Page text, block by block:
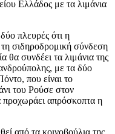
Ελλάδος με τα λιμάνια
πλευρές ότι η
σιδηροδρομική σύνδεση
συνδέει τα λιμάνια της
με τα δύο
που είναι το
του Ρούσε στον
προχωράει απρόσκοπτα η
από τα κοινοβούλια της